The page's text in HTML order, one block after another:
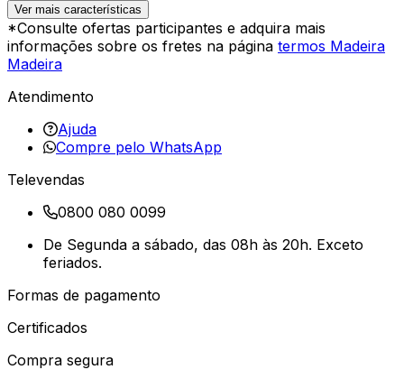
Ver mais características
*Consulte ofertas participantes e adquira mais
informações sobre os fretes na página termos Madeira
Madeira
Atendimento
Ajuda
Compre pelo WhatsApp
Televendas
0800 080 0099
De Segunda a sábado, das 08h às 20h. Exceto
feriados.
Formas de pagamento
Certificados
Compra segura